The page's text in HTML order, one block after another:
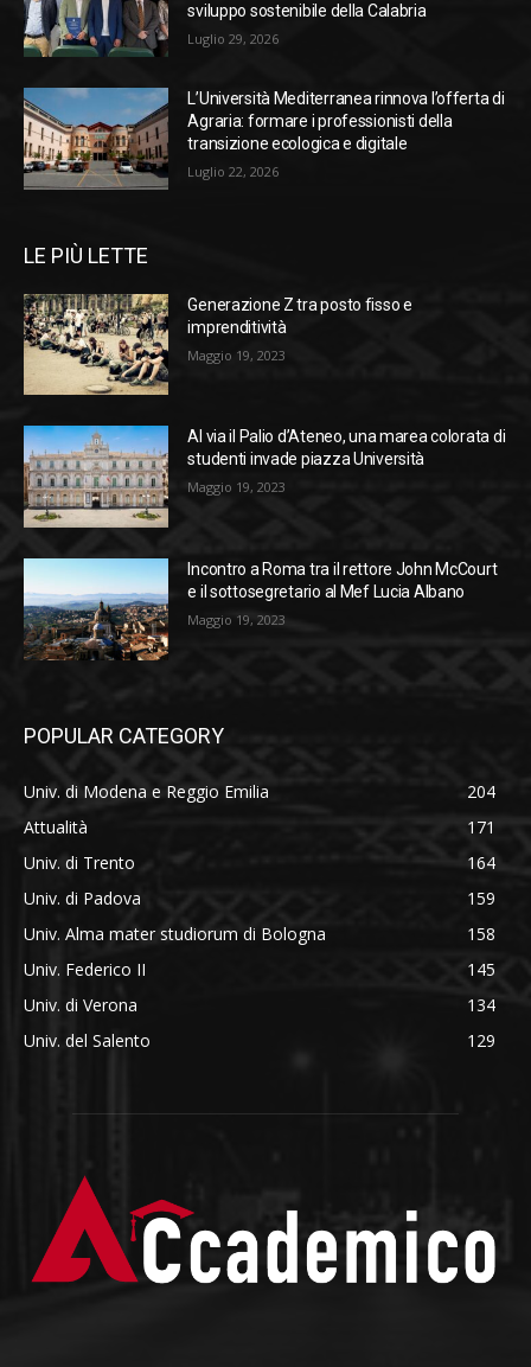
sviluppo sostenibile della Calabria
Luglio 29, 2026
L’Università Mediterranea rinnova l’offerta di
Agraria: formare i professionisti della
transizione ecologica e digitale
Luglio 22, 2026
LE PIÙ LETTE
Generazione Z tra posto fisso e
imprenditività
Maggio 19, 2023
Al via il Palio d’Ateneo, una marea colorata di
studenti invade piazza Università
Maggio 19, 2023
Incontro a Roma tra il rettore John McCourt
e il sottosegretario al Mef Lucia Albano
Maggio 19, 2023
POPULAR CATEGORY
Univ. di Modena e Reggio Emilia
204
Attualità
171
Univ. di Trento
164
Univ. di Padova
159
Univ. Alma mater studiorum di Bologna
158
Univ. Federico II
145
Univ. di Verona
134
Univ. del Salento
129